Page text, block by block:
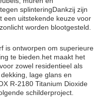
splinteringDankzij zijn
een uitstekende keuze voor
worden blootgesteld.
is ontworpen om superieure
te bieden.het maakt het
zowel residentieel als
lage glans en
R-2180 Titanium Dioxide
schilderproject.